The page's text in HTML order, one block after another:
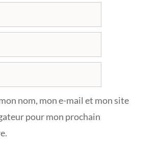
nom, mon e-mail et mon site
pour mon prochain